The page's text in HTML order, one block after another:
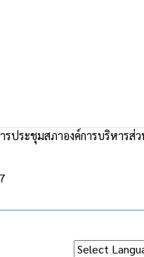
รประชุมสภาองค์การบริหา